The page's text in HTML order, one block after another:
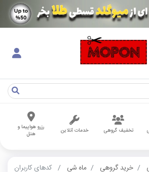
تخفیف گروهی خدمات آنلاین
رزرو هواپیما و
هتل
خرید گروهی ماه شی کدهای کاربران